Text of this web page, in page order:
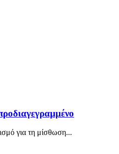
για τη μίσθωση...